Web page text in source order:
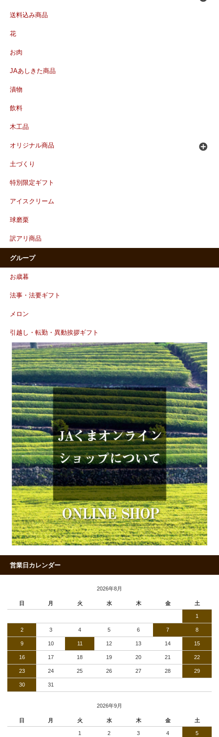
送料込み商品
花
お肉
JAあしきた商品
漬物
飲料
木工品
オリジナル商品
土づくり
特別限定ギフト
アイスクリーム
球磨栗
訳アリ商品
グループ
お歳暮
法事・法要ギフト
メロン
引越し・転勤・異動挨拶ギフト
営業日カレンダー
2026年8月
日 月 火 水 木 金 土
1
2 3 4 5 6 7 8
9 10 11 12 13 14 15
16 17 18 19 20 21 22
23 24 25 26 27 28 29
30 31
2026年9月
日 月 火 水 木 金 土
1 2 3 4 5